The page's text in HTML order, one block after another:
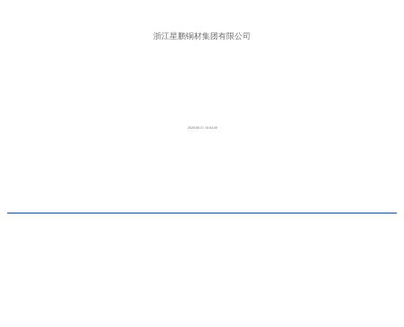
浙江星鹏铜材集团有限公司
2020-08-31 10:04:40